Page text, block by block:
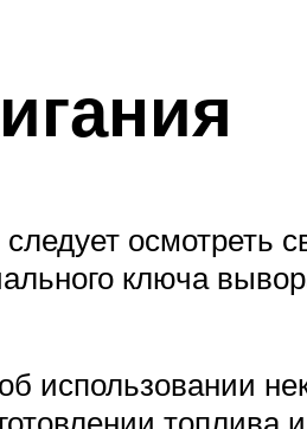
осмотреть
ключа
использовании